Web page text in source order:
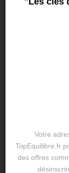
Votre
TopEquilibre.fr
des offres